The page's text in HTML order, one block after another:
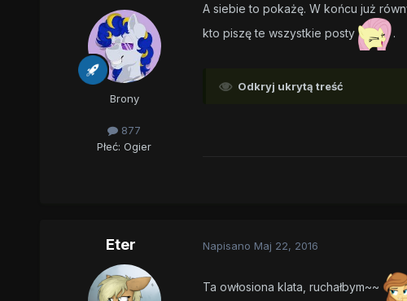
Brony
877
Płeć: Ogier
A siebie to pokażę. W końcu już
kto piszę te wszystkie posty
.
Odkryj ukrytą treść
Eter Napisano Maj 22, 2016
Ta owłosiona klata, ruchałbym~~